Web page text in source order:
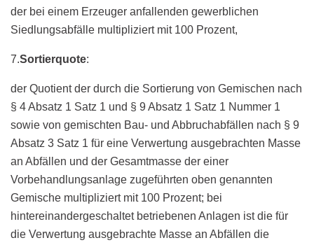
der bei einem Erzeuger anfallenden gewerblichen
Siedlungsabfälle multipliziert mit 100 Prozent,
7.Sortierquote:
der Quotient der durch die Sortierung von Gemischen nach
§ 4 Absatz 1 Satz 1 und § 9 Absatz 1 Satz 1 Nummer 1
sowie von gemischten Bau- und Abbruchabfällen nach § 9
Absatz 3 Satz 1 für eine Verwertung ausgebrachten Masse
an Abfällen und der Gesamtmasse der einer
Vorbehandlungsanlage zugeführten oben genannten
Gemische multipliziert mit 100 Prozent; bei
hintereinandergeschaltet betriebenen Anlagen ist die für
die Verwertung ausgebrachte Masse an Abfällen die